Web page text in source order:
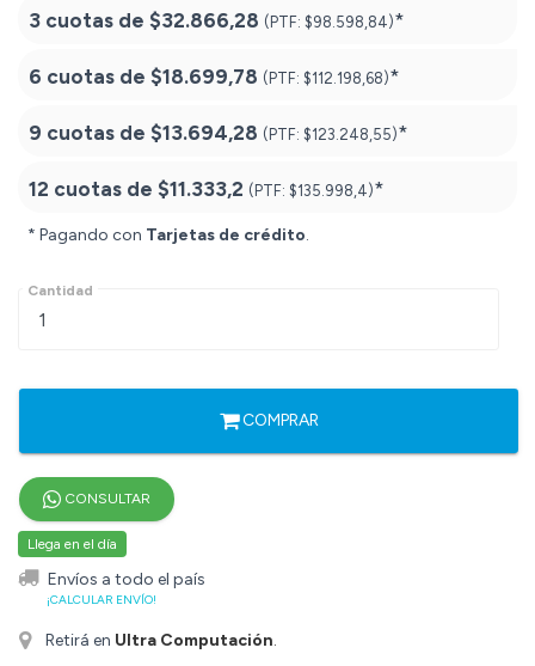
3 cuotas de $32.866,28 (PTF: $98.598,84)*
6 cuotas de $18.699,78 (PTF: $112.198,68)*
9 cuotas de $13.694,28 (PTF: $123.248,55)*
12 cuotas de $11.333,2 (PTF: $135.998,4)*
* Pagando con Tarjetas de crédito.
Cantidad
COMPRAR
CONSULTAR
Llega en el día
Envíos a todo el país
¡CALCULAR ENVÍO!
Retirá en Ultra Computación.